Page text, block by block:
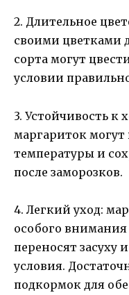
2. Длительное
своими цветками
сорта могут
условии
3. Устойчивость к
маргариток
температуры и
после заморозков.
4. Легкий уход:
особого
переносят засуху
условия.
подкормок для